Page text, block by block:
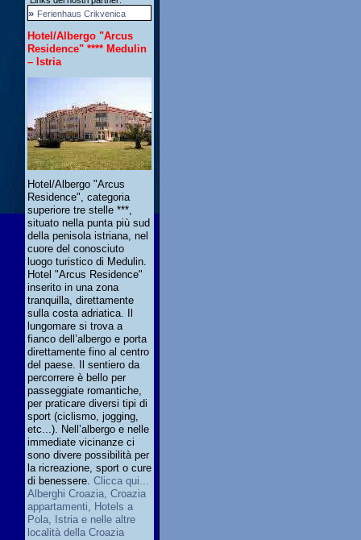
» Ferienhaus Crikvenica
Hotel/Albergo "Arcus
Residence" **** Medulin
– Istria
Hotel/Albergo "Arcus
Residence", categoria
superiore tre stelle ***,
situato nella punta più sud
della penisola istriana, nel
cuore del conosciuto
luogo turistico di Medulin.
Hotel "Arcus Residence"
inserito in una zona
tranquilla, direttamente
sulla costa adriatica. Il
lungomare si trova a
fianco dell’albergo e porta
direttamente fino al centro
del paese. Il sentiero da
percorrere è bello per
passeggiate romantiche,
per praticare diversi tipi di
sport (ciclismo, jogging,
etc...). Nell’albergo e nelle
immediate vicinanze ci
sono divere possibilità per
la ricreazione, sport o cure
di benessere. Clicca qui...
Alberghi Croazia, Croazia
appartamenti, Hotels a
Pola, Istria e nelle altre
località della Croazia